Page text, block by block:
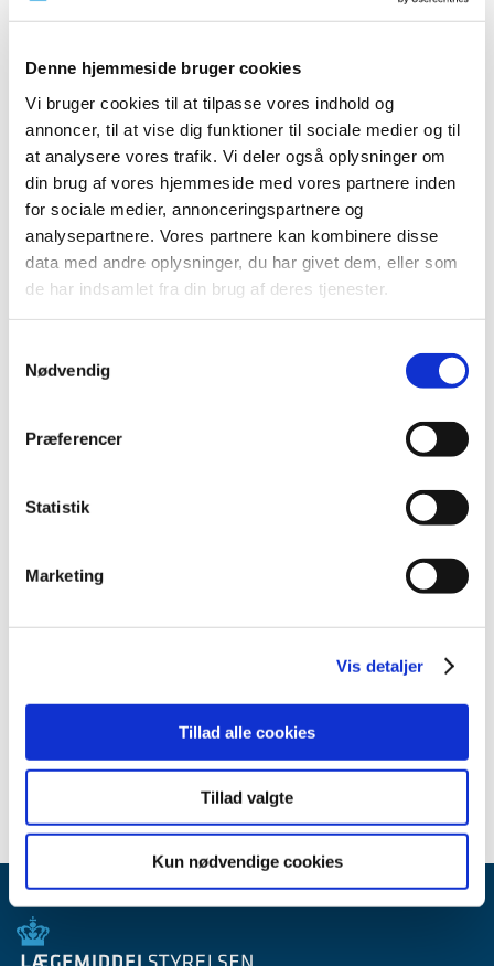
Denne hjemmeside bruger cookies
Vi bruger cookies til at tilpasse vores indhold og
annoncer, til at vise dig funktioner til sociale medier og til
at analysere vores trafik. Vi deler også oplysninger om
din brug af vores hjemmeside med vores partnere inden
for sociale medier, annonceringspartnere og
analysepartnere. Vores partnere kan kombinere disse
data med andre oplysninger, du har givet dem, eller som
de har indsamlet fra din brug af deres tjenester.
Nødvendig
Præferencer
Statistik
Marketing
Vis detaljer
Tillad alle cookies
Tillad valgte
Kun nødvendige cookies
august (4)
maj (1)
april (2)
marts (1)
februar (1)
2022 (10)
2021 (32)
2020 (13)
2018 (46)
2013 (45)
2011 (13)
2007 (3)
2005 (2)